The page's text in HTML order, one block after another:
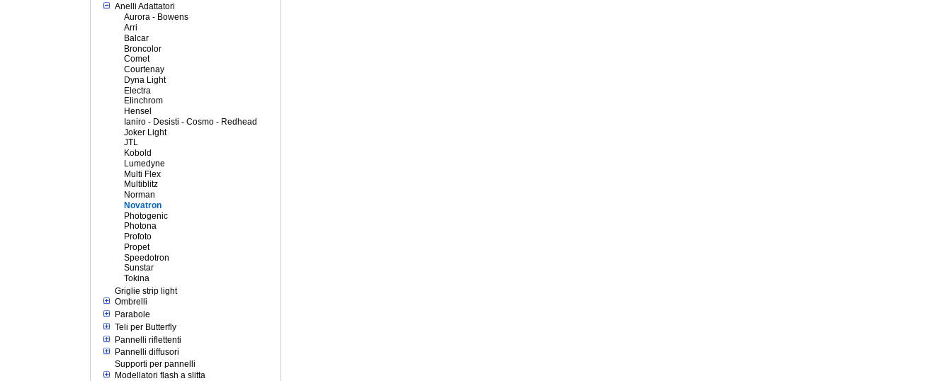
Anelli Adattatori
Aurora - Bowens
Arri
Balcar
Broncolor
Comet
Courtenay
Dyna Light
Electra
Elinchrom
Hensel
Ianiro - Desisti - Cosmo - Redhead
Joker Light
JTL
Kobold
Lumedyne
Multi Flex
Multiblitz
Norman
Novatron
Photogenic
Photona
Profoto
Propet
Speedotron
Sunstar
Tokina
Griglie strip light
Ombrelli
Parabole
Teli per Butterfly
Pannelli riflettenti
Pannelli diffusori
Supporti per pannelli
Modellatori flash a slitta